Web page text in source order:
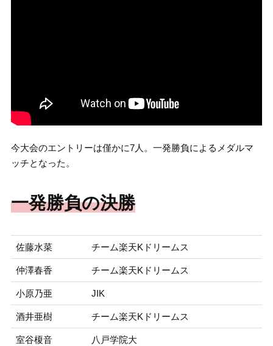
今大会のエントリーは僅かに7人。一発勝負によるメダルマ
ッチとなった。
一発勝負の決勝
佐藤水菜 チーム楽天Kドリームス
仲澤春香 チーム楽天Kドリームス
小原乃亜 JIK
酒井亜樹 チーム楽天Kドリームス
室谷榎音 八戸学院大